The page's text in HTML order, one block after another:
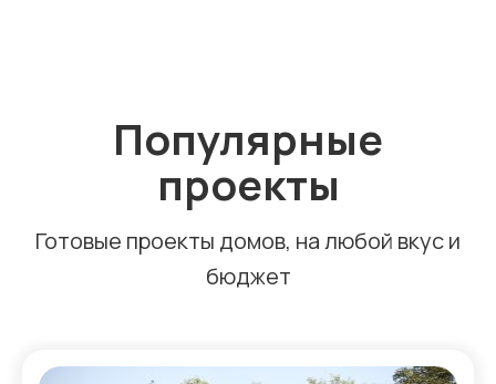
Популярные
проекты
Готовые проекты домов, на любой вкус и
бюджет